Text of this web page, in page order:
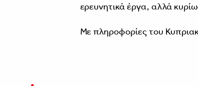
ερευνητικά έργα, αλλά
Με πληροφορίες του